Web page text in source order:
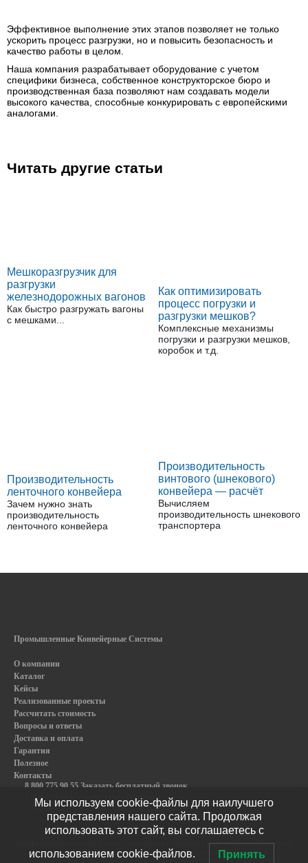
Эффективное выполнение этих этапов позволяет не только
ускорить процесс разгрузки, но и повысить безопасность и
качество работы в целом.
Наша компания разрабатывает оборудование с учетом
специфики бизнеса, собственное конструкторское бюро и
производственная база позволяют нам создавать модели
высокого качества, способные конкурировать с европейскими
аналогами.
Читать другие статьи
Мешкоразгрузчик для
разгрузки
железнодорожных вагонов
Как быстро разгружать вагоны
с мешками...
Как оптимизировать
процесс погрузки и
разгрузки мешков?
Комплексные механизмы
погрузки и разгрузки мешков,
коробок и т.д.
Производительность
ленточного конвейера
Зачем нужно знать
производительность
ленточного конвейера
Производительность
винтового (шнекового)
конвейера — расчёт
Вычисляем
производительность шнекового
транспортера
Промышленные Конвейерные Системы
О компании
Каталог
Кейсы
Реализованные проекты
Рассчитать стоимость
Вопросы и ответы
Доставка и оплата
Гарантия
Полезное
Контакты
8 800 775 90 55 Заказать бесплатный звонок
8 964 603 35 65 Написать в Телеграм
г. Барнаул, ул. Северо-Западная 2/3, офис 307
Оставляя сведения на данном веб-сайте, вы соглашаетесь сполитикой
согласие на обработку персональных данных
также оставаясь на сайте вы даете согласие на использование cookie-файлов. Все
материалы, представленные на сайте, носят исключительно информационный
Мы используем cookie-файлы для наилучшего
представления нашего сайта. Продолжая
использовать этот сайт, вы соглашаетесь с
использованием cookie-файлов. Принять